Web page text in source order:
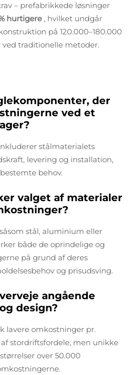
– prefabrikkede løsninger
hurtigere , hvilket undgår
på 120.000–180.000
ved traditionelle metoder.
der
ved et
stålmaterialets
levering og installation,
behov.
valget af materialer
stål, aluminium eller
både de oprindelige og
på grund af deres
og prisudsving.
angående
design?
lavere omkostninger pr.
stordriftsfordele, men unikke
over 50.000